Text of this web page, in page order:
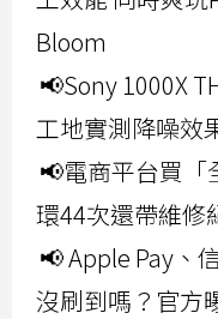
Bloom
📢Sony 1000X
工地實測降噪效
📢電商平台買「
環44次還帶維修
📢 Apple Pay、
沒刷到嗎？官方